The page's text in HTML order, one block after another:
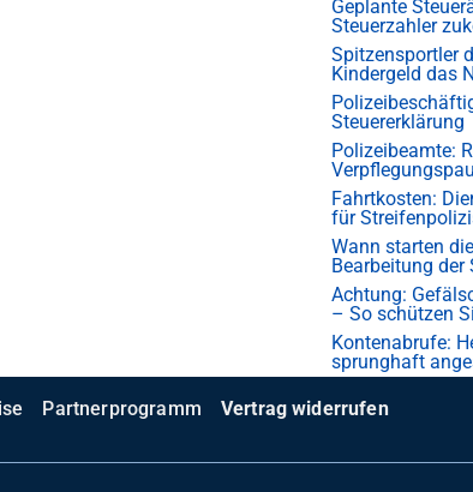
Geplante
Steuerzahler
Spitzensportler
Kindergeld das
Steuererklärung
Polizeibeamte:
Fahrtkosten:
für
Wann starten
Bearbeitung der
Achtung:
– So schützen
Kontenabrufe:
sprunghaft
Partnerprogramm Vertrag widerrufen